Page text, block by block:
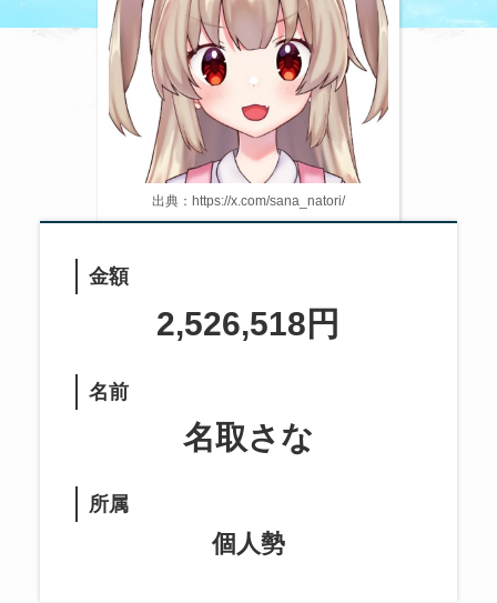
出典：https://x.com/sana_natori/
金額
2,526,518円
名前
名取さな
所属
個人勢